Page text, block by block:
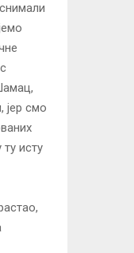
јер смо
исту